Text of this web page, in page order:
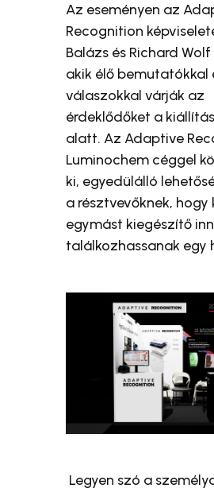
Az eseményen az
Recognition
Balázs és Richard Wolf
akik élő bemutatókkal
válaszokkal várják az
érdeklődőket a
alatt. Az Adaptive
Luminochem céggel
ki, egyedülálló
a résztvevőknek, hogy
egymást kiegészítő
találkozhassanak egy
Legyen szó a